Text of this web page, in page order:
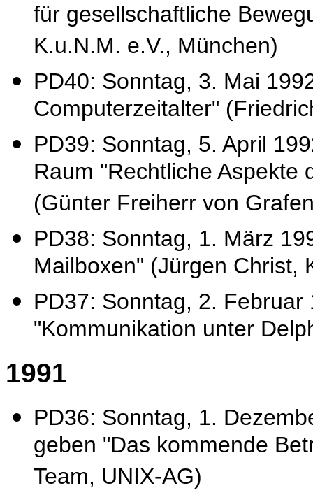
für gesellschaftliche
K.u.N.M. e.V., München)
PD40: Sonntag, 3. Mai
Computerzeitalter"
PD39: Sonntag, 5. April
Raum "Rechtliche Aspekte
(Günter Freiherr von
PD38: Sonntag, 1. März
Mailboxen" (Jürgen Christ,
PD37: Sonntag, 2.
"Kommunikation unter
1991
PD36: Sonntag, 1.
geben "Das kommende
Team, UNIX-AG)